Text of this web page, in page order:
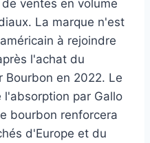
ventes en volume
La marque n'est
à rejoindre
l'achat du
Bourbon en 2022. Le
l'absorption par Gallo
bourbon renforcera
d'Europe et du